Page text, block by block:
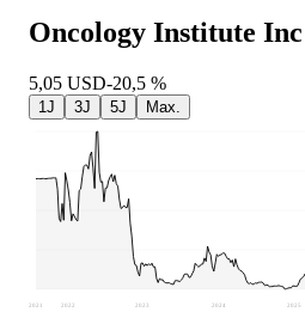
Oncology Institute Inc
5,05 USD-20,5 %
1J 3J 5J Max.
2021 2022 2023 2024 2025